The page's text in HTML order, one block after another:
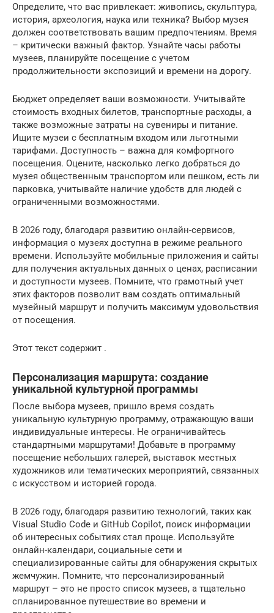
Определите, что вас привлекает: живопись, скульптура,
история, археология, наука или техника? Выбор музея
должен соответствовать вашим предпочтениям. Время
– критически важный фактор. Узнайте часы работы
музеев, планируйте посещение с учетом
продолжительности экспозиций и времени на дорогу.
Бюджет определяет ваши возможности. Учитывайте
стоимость входных билетов, транспортные расходы, а
также возможные затраты на сувениры и питание.
Ищите музеи с бесплатным входом или льготными
тарифами. Доступность – важна для комфортного
посещения. Оцените, насколько легко добраться до
музея общественным транспортом или пешком, есть ли
парковка, учитывайте наличие удобств для людей с
ограниченными возможностями.
В 2026 году, благодаря развитию онлайн-сервисов,
информация о музеях доступна в режиме реального
времени. Используйте мобильные приложения и сайты
для получения актуальных данных о ценах, расписании
и доступности музеев. Помните, что грамотный учет
этих факторов позволит вам создать оптимальный
музейный маршрут и получить максимум удовольствия
от посещения.
Этот текст содержит .
Персонализация маршрута: создание
уникальной культурной программы
После выбора музеев, пришло время создать
уникальную культурную программу, отражающую ваши
индивидуальные интересы. Не ограничивайтесь
стандартными маршрутами! Добавьте в программу
посещение небольших галерей, выставок местных
художников или тематических мероприятий, связанных
с искусством и историей города.
В 2026 году, благодаря развитию технологий, таких как
Visual Studio Code и GitHub Copilot, поиск информации
об интересных событиях стал проще. Используйте
онлайн-календари, социальные сети и
специализированные сайты для обнаружения скрытых
жемчужин. Помните, что персонализированный
маршрут – это не просто список музеев, а тщательно
спланированное путешествие во времени и